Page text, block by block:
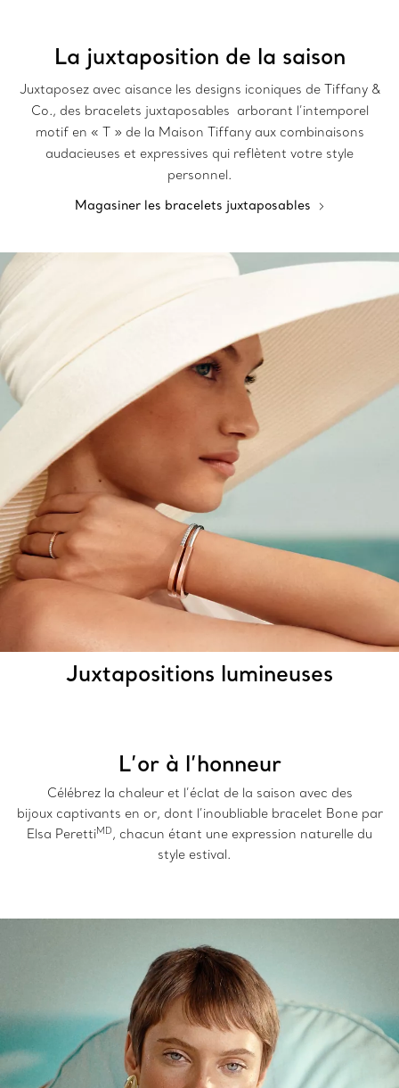
La juxtaposition de la saison
Juxtaposez avec aisance les designs iconiques de Tiffany &
Co., des bracelets juxtaposables arborant l’intemporel
motif en « T » de la Maison Tiffany aux combinaisons
audacieuses et expressives qui reflètent votre style
personnel.
Magasiner les bracelets juxtaposables
Juxtapositions lumineuses
L’or à l’honneur
Célébrez la chaleur et l’éclat de la saison avec des
bijoux captivants en or, dont l’inoubliable bracelet Bone par
Elsa PerettiMD, chacun étant une expression naturelle du
style estival.